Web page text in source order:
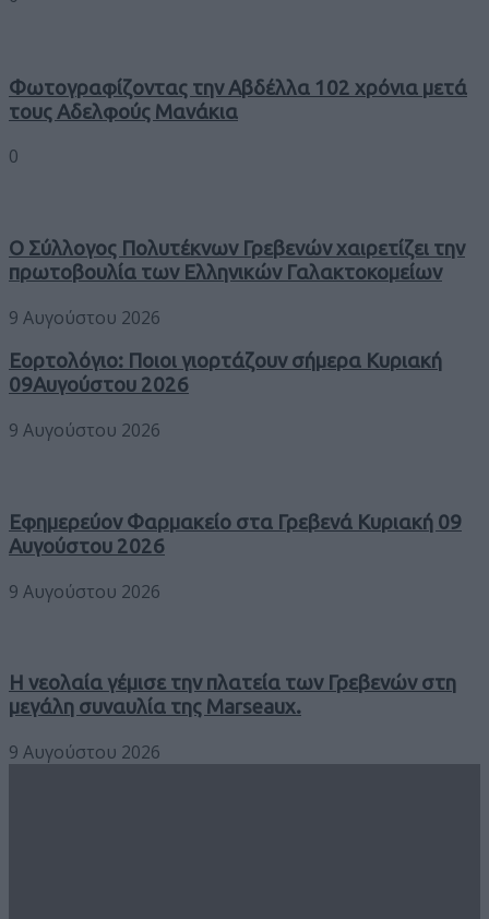
Φωτογραφίζοντας την Αβδέλλα 102 χρόνια μετά
τους Αδελφούς Μανάκια
0
Ο Σύλλογος Πολυτέκνων Γρεβενών χαιρετίζει την
πρωτοβουλία των Ελληνικών Γαλακτοκομείων
9 Αυγούστου 2026
Εορτολόγιο: Ποιοι γιορτάζουν σήμερα Κυριακή
09Αυγούστου 2026
9 Αυγούστου 2026
Εφημερεύον Φαρμακείο στα Γρεβενά Κυριακή 09
Αυγούστου 2026
9 Αυγούστου 2026
Η νεολαία γέμισε την πλατεία των Γρεβενών στη
μεγάλη συναυλία της Marseaux.
9 Αυγούστου 2026